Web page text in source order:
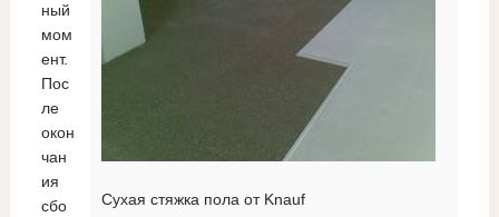
Сухая стяжка пола от Knauf
ный
мом
ент.
Пос
ле
окон
чан
ия
сбо